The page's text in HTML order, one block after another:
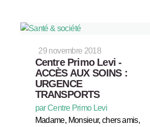
29 novembre 2018
Centre Primo Levi -
ACCÈS AUX SOINS :
URGENCE
TRANSPORTS
par Centre Primo Levi
Madame, Monsieur, chers amis,